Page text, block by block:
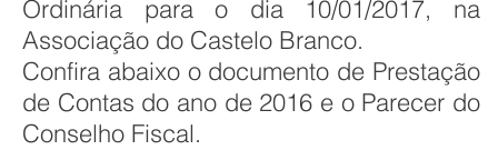
Ordinária para o dia 10/01/2017, na
Associação do Castelo Branco.
Confira abaixo o documento de Prestação
de Contas do ano de 2016 e o Parecer do
Conselho Fiscal.